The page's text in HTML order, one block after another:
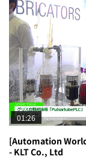
01:26
[Automation World
- KLT Co., Ltd